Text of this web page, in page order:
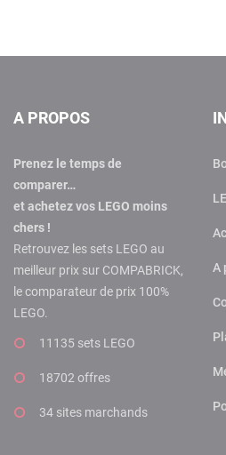
A PROPOS
Prenez le temps de
comparer…
et achetez vos LEGO moins
chers !
Retrouvez les sets LEGO au
meilleur prix sur COMPABRICK,
le comparateur de prix 100%
LEGO.
11135 sets LEGO
18702 offres
34 sites marchands
A